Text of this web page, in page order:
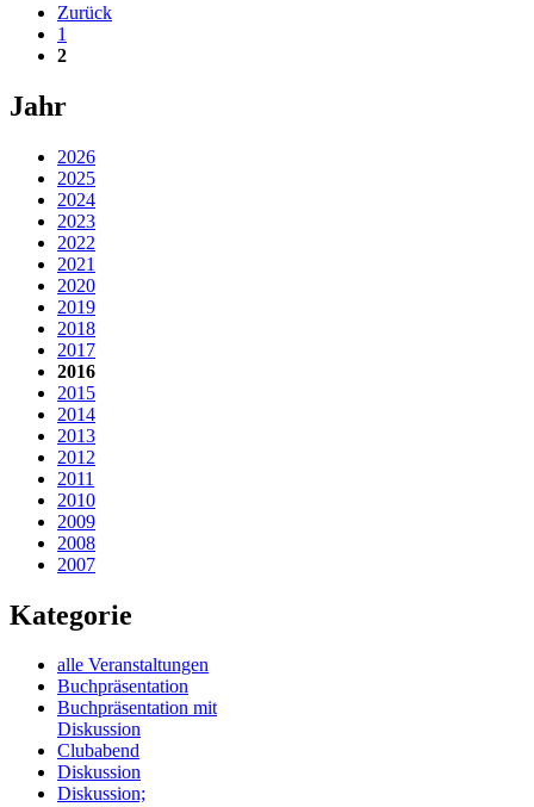
Zurück
1
2
Jahr
2026
2025
2024
2023
2022
2021
2020
2019
2018
2017
2016
2015
2014
2013
2012
2011
2010
2009
2008
2007
Kategorie
alle Veranstaltungen
Buchpräsentation
Buchpräsentation mit
Diskussion
Clubabend
Diskussion
Diskussion;